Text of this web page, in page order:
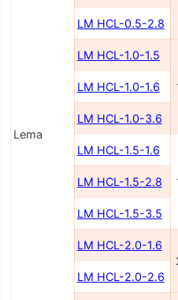
Lema
LM HCL-0.5-2.8
LM HCL-1.0-1.5
LM HCL-1.0-1.6
LM HCL-1.0-3.6
LM HCL-1.5-1.6
LM HCL-1.5-2.8
LM HCL-1.5-3.5
LM HCL-2.0-1.6
LM HCL-2.0-2.6